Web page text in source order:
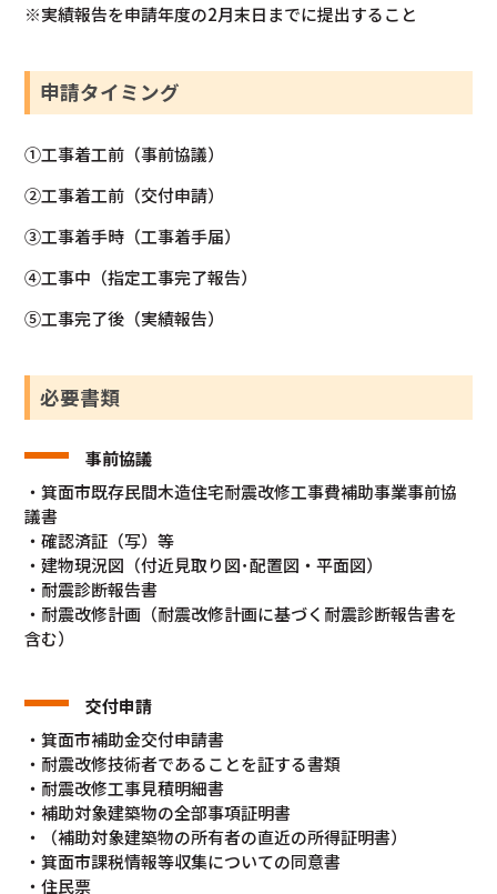
※実績報告を申請年度の2月末日までに提出すること
申請タイミング
①工事着工前（事前協議）
②工事着工前（交付申請）
③工事着手時（工事着手届）
④工事中（指定工事完了報告）
⑤工事完了後（実績報告）
必要書類
事前協議
・箕面市既存民間木造住宅耐震改修工事費補助事業事前協
議書
・確認済証（写）等
・建物現況図（付近見取り図･配置図・平面図）
・耐震診断報告書
・耐震改修計画（耐震改修計画に基づく耐震診断報告書を
含む）
交付申請
・箕面市補助金交付申請書
・耐震改修技術者であることを証する書類
・耐震改修工事見積明細書
・補助対象建築物の全部事項証明書
・（補助対象建築物の所有者の直近の所得証明書）
・箕面市課税情報等収集についての同意書
・住民票